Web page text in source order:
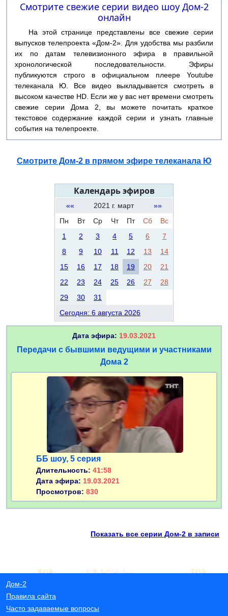
Смотрите свежие серии видео шоу Дом-2
онлайн
На этой странице представлены все свежие серии
выпусков телепроекта «Дом-2». Для удобства мы разбили
их по датам телевизионного эфира в правильной
хронологической последовательности. Эфиры
публикуются строго в официальном плеере Youtube
телеканала Ю. Все видео выкладывается смотреть в
высоком качестве HD. Если же у вас нет времени смотреть
свежие серии Дома 2, вы можете почитать краткое
текстовое содержание каждой серии и узнать главные
события на телепроекте.
Смотрите Дом-2 в прямом эфире телеканала Ю
Календарь эфиров
«« 2021 г. март
»»
Пн
Вт Ср Чт Пт Сб
Вс
1
2 3 4 5 6
7
8
9 10 11 12 13
14
15
16 17 18 19 20
21
22
23 24 25 26 27
28
29
30
31
Сегодня: 6 августа 2026
Дата эфира: 19.03.2021
Передачи с бывшими ведущими и участниками
Дома 2
ББ шоу, 5 серия
Длительность: 41:58
Дата эфира: 19.03.2021
Просмотров: 830
Показать все серии Дом-2 в записи
Дом-2
Правила сайта
Часто задаваемые вопросы